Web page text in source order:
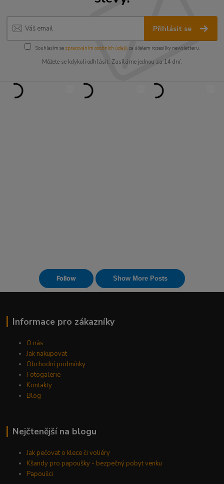
Přihlásit se
Souhlasím se zpracováním osobních údajůza účelem rozesílky newsletteru.
Můžete se kdykoli odhlásit. Zasíláme jednou za 14 dní.
Informace pro zákazníky
O nás
Jak nakupovat
Obchodní podmínky
Fotogalerie
Kontakty
Blog
Nejčtenější na blogu
Jak pečovat o klece či voliéry
Kšandy pro papoušky - bezpečný pobyt venku
Papoušci